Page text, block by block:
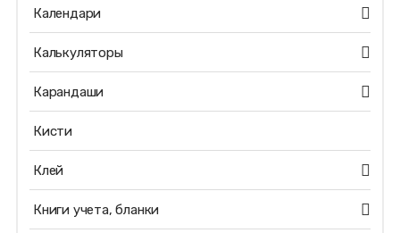
Календари
Калькуляторы
Карандаши
Кисти
Клей
Книги учета, бланки